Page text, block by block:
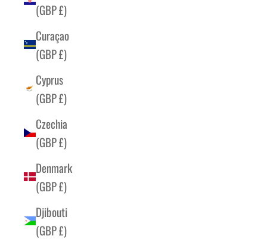
(GBP £)
Curaçao
(GBP £)
Cyprus
(GBP £)
Czechia
(GBP £)
Denmark
(GBP £)
Djibouti
(GBP £)